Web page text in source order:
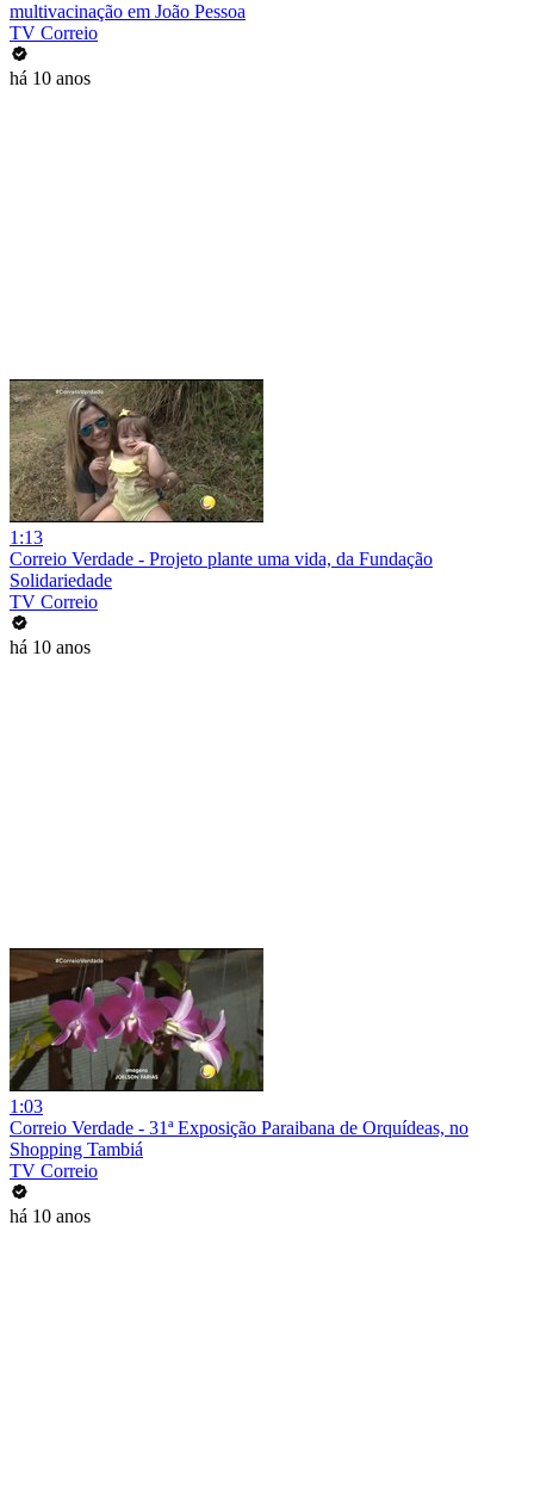
multivacinação em João Pessoa
TV Correio
há 10 anos
1:13
Correio Verdade - Projeto plante uma vida, da Fundação
Solidariedade
TV Correio
há 10 anos
1:03
Correio Verdade - 31ª Exposição Paraibana de Orquídeas, no
Shopping Tambiá
TV Correio
há 10 anos